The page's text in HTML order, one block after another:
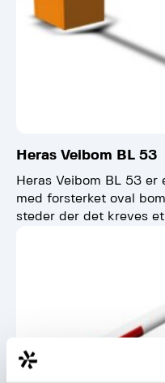
Heras Veibom BL 53
Heras Veibom BL 53
med forsterket oval
steder der det kreves